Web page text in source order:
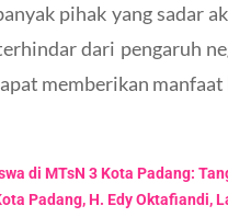
pihak yang sadar
dari pengaruh
memberikan
di MTsN 3 Kota Padang:
Padang, H. Edy Oktafiandi,